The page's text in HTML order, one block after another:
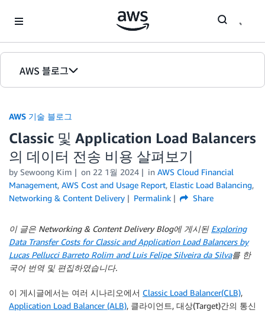
AWS 블로그
홈
에디션
AWS 기술 블로그
Classic 및 Application Load Balancers
의 데이터 전송 비용 살펴보기
by Sewoong Kim on 22 1월 2024 in AWS Cloud Financial
Management, AWS Cost and Usage Report, Elastic Load Balancing,
Networking & Content Delivery
Permalink Share
이 글은 Networking & Content Delivery Blog에 게시된 Exploring
Data Transfer Costs for Classic and Application Load Balancers by
Lucas Pellucci Barreto Rolim and Luis Felipe Silveira da Silva를 한
국어 번역 및 편집하였습니다.
이 게시글에서는 여러 시나리오에서 Classic Load Balancer(CLB),
Application Load Balancer (ALB), 클라이언트, 대상(Target)간의 통신